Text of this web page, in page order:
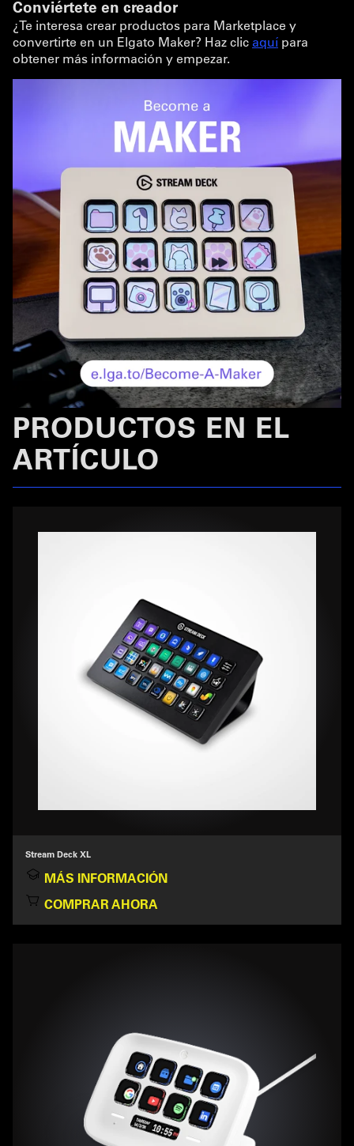
Conviértete en creador
¿Te interesa crear productos para Marketplace y
convertirte en un Elgato Maker? Haz clic aquí para
obtener más información y empezar.
PRODUCTOS EN EL
ARTÍCULO
Stream Deck XL
MÁS INFORMACIÓN
COMPRAR AHORA